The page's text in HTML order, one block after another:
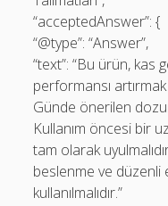
“acceptedAnswer”: {
“@type”: “Answer”,
“text”: “Bu ürün, kas
performansı artırmak
Günde önerilen
Kullanım öncesi bir
tam olarak
beslenme ve düzenli
kullanılmalıdır.”